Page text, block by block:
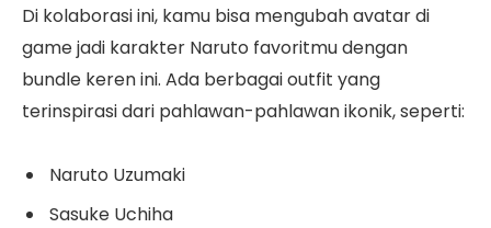
Di kolaborasi ini, kamu bisa mengubah avatar di
game jadi karakter Naruto favoritmu dengan
bundle keren ini. Ada berbagai outfit yang
terinspirasi dari pahlawan-pahlawan ikonik, seperti:
Naruto Uzumaki
Sasuke Uchiha